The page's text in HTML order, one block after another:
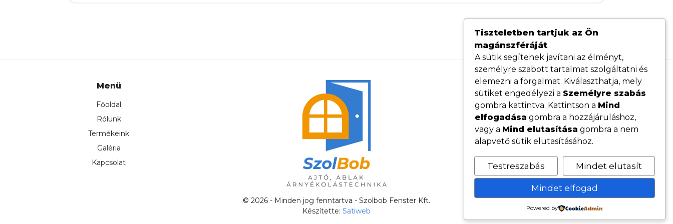
Menü
Főoldal
Rólunk
Termékeink
Galéria
Kapcsolat
Hasznos linkek
Adatvédelmi tájékoztató
ÁSZF
Cookie tájékoztató
Kövess minket közösségi oldalainkon
© 2026 - Minden jog fenntartva - Szolbob Fenster Kft.
Készítette: Satiweb
Tiszteletben tartjuk az Ön
magánszféráját
A sütik segítenek javítani az élményt,
személyre szabott tartalmat szolgáltatni és
elemezni a forgalmat. Kiválaszthatja, mely
sütiket engedélyezi a Személyre szabás
gombra kattintva. Kattintson a Mind
elfogadása gombra a hozzájáruláshoz,
vagy a Mind elutasítása gombra a nem
alapvető sütik elutasításához.
Testreszabás Mindet elutasít
Mindet elfogad
Powered by